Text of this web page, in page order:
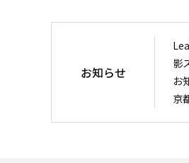
お知らせ
影
お
京